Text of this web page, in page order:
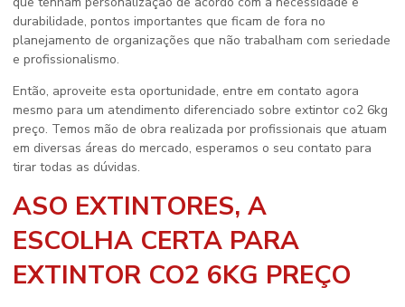
durabilidade, pontos importantes que ficam de fora no
planejamento de organizações que não trabalham com seriedade
e profissionalismo.
Então, aproveite esta oportunidade, entre em contato agora
mesmo para um atendimento diferenciado sobre extintor co2 6kg
preço. Temos mão de obra realizada por profissionais que atuam
em diversas áreas do mercado, esperamos o seu contato para
tirar todas as dúvidas.
ASO EXTINTORES, A
ESCOLHA CERTA PARA
EXTINTOR CO2 6KG PREÇO